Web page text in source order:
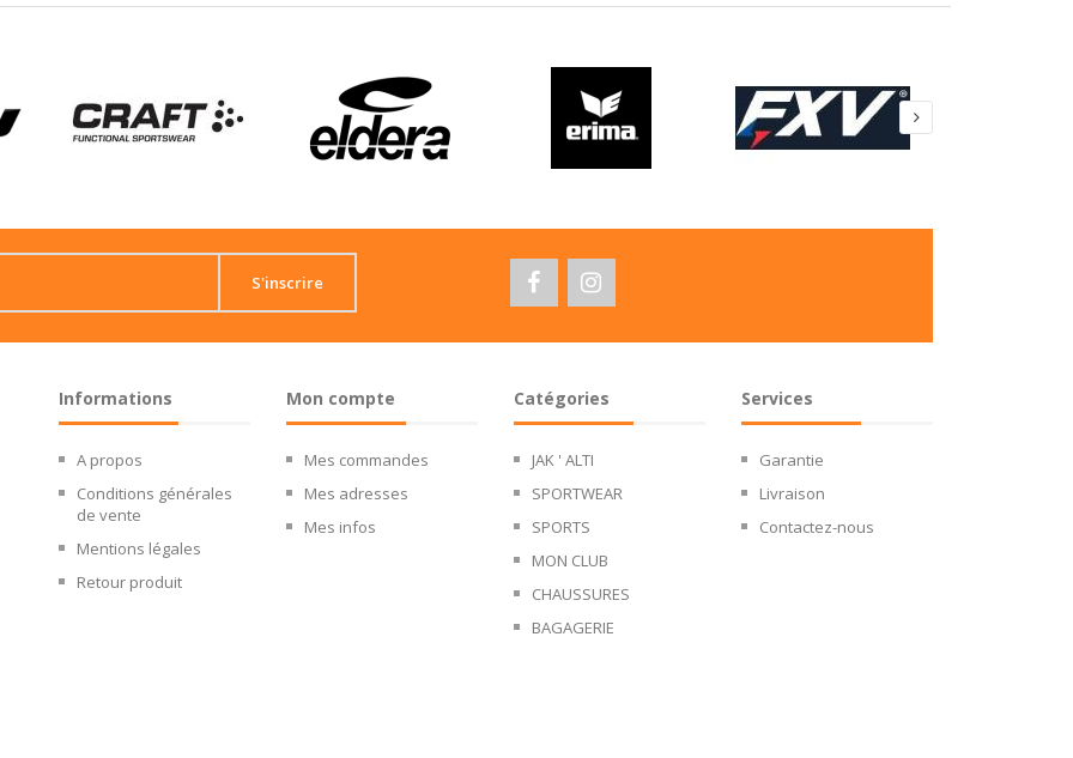
S'inscrire
Informations
A propos
Conditions générales
de vente
Mentions légales
Retour produit
Mon compte
Mes commandes
Mes adresses
Mes infos
Catégories
JAK ' ALTI
SPORTWEAR
SPORTS
MON CLUB
CHAUSSURES
BAGAGERIE
Services
Garantie
Livraison
Contactez-nous